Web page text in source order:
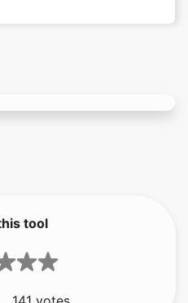
141votes